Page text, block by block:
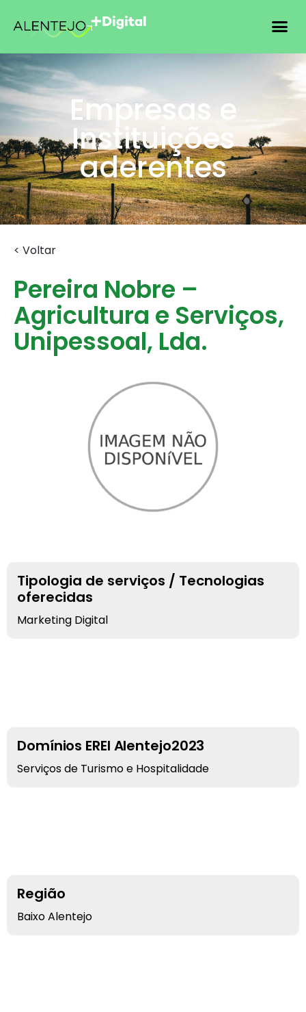
Empresas e
Instituições
aderentes
< Voltar
Pereira Nobre –
Agricultura e Serviços,
Unipessoal, Lda.
Tipologia de serviços / Tecnologias
oferecidas
Marketing Digital
Domínios EREI Alentejo2023
Serviços de Turismo e Hospitalidade
Região
Baixo Alentejo